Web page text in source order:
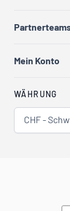
Mein Konto
WÄHRUNG
CHF -